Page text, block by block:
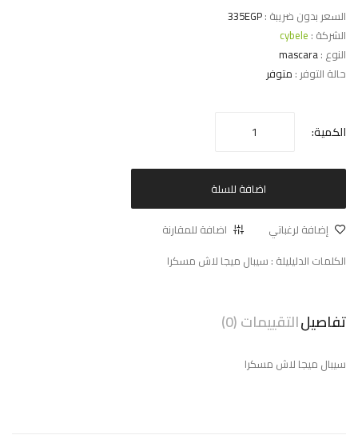
السعر بدون ضريبة :335EGP
الشركة : cybele
النوع :mascara
حالة التوفر : متوفر
الكمية:
اضافة للسلة
إضافة لرغباتي
اضافة للمقارنة
الكلمات الدليليلة : سيبال ميجا لاش مسكرا
تفاصيلالتقييمات (0)
سيبال ميجا لاش مسكرا